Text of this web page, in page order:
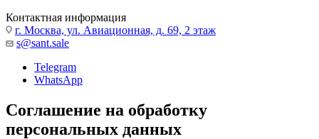
Контактная информация
г. Москва, ул. Авиационная, д. 69, 2 этаж
s@sant.sale
Telegram
WhatsApp
Соглашение на обработку
персональных данных